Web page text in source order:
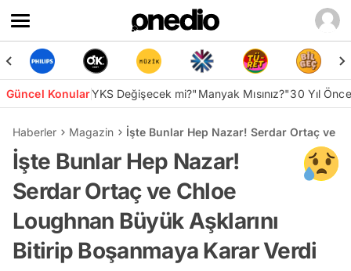
Güncel KonularYKS Değişecek mi?"Manyak Mısınız?"30 Yıl
Haberler Magazin İşte Bunlar Hep Nazar! Serdar Ortaç ve
İşte Bunlar Hep Nazar!
Serdar Ortaç ve Chloe
Loughnan Büyük Aşklarını
Bitirip Boşanmaya Karar Verdi